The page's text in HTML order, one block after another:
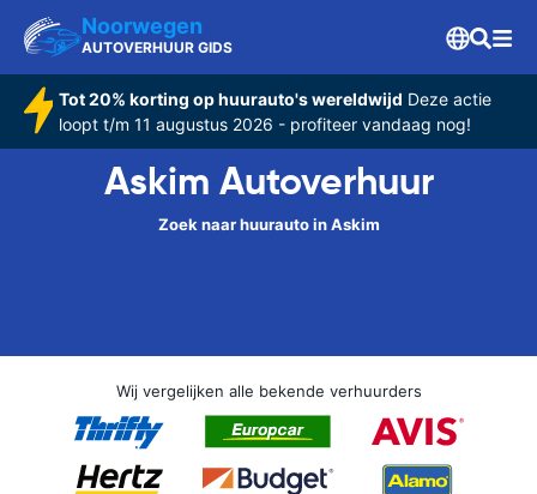
Noorwegen
AUTOVERHUUR GIDS
Tot 20% korting op huurauto's wereldwijd Deze actie
loopt t/m 11 augustus 2026 - profiteer vandaag nog!
Askim Autoverhuur
Zoek naar huurauto in Askim
Wij vergelijken alle bekende verhuurders